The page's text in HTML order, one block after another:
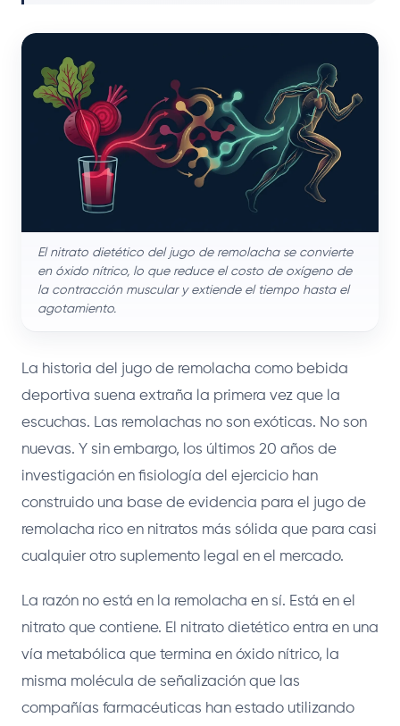
El nitrato dietético del jugo de remolacha se convierte
en óxido nítrico, lo que reduce el costo de oxígeno de
la contracción muscular y extiende el tiempo hasta el
agotamiento.
La historia del jugo de remolacha como bebida
deportiva suena extraña la primera vez que la
escuchas. Las remolachas no son exóticas. No son
nuevas. Y sin embargo, los últimos 20 años de
investigación en fisiología del ejercicio han
construido una base de evidencia para el jugo de
remolacha rico en nitratos más sólida que para casi
cualquier otro suplemento legal en el mercado.
La razón no está en la remolacha en sí. Está en el
nitrato que contiene. El nitrato dietético entra en una
vía metabólica que termina en óxido nítrico, la
misma molécula de señalización que las
compañías farmacéuticas han estado utilizando